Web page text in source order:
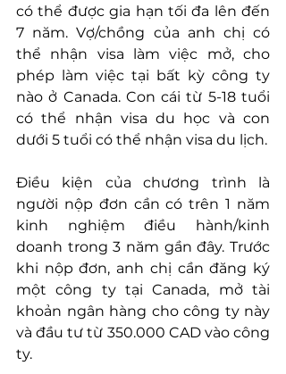
có thể được gia hạn tối đa lên đến
7 năm. Vợ/chồng của anh chị có
thể nhận visa làm việc mở, cho
phép làm việc tại bất kỳ công ty
nào ở Canada. Con cái từ 5-18 tuổi
có thể nhận visa du học và con
Điều kiện của chương trình là
người nộp đơn cần có trên 1 năm
kinh nghiệm điều hành/kinh
doanh trong 3 năm gần đây. Trước
khi nộp đơn, anh chị cần đăng ký
một công ty tại Canada, mở tài
khoản ngân hàng cho công ty này
và đầu tư từ 350.000 CAD vào công
ty.